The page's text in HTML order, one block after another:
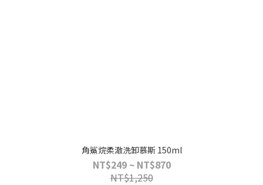
角鯊烷柔澈洗卸慕斯 150ml
NT$249 ~ NT$870
NT$1,250